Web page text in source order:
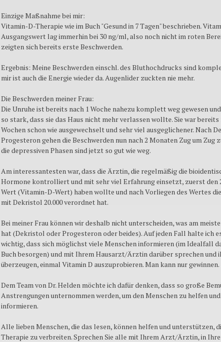
Einzige Maßnahme bei mir:
Vitamin-D-Therapie wie im Buch "Gesund in 7 Tagen" beschrieben.
Ausgangswert lag immerhin bei 30 ng/ml, also noch nicht im roten
zeigten sich bereits erste Beschwerden.
Ergebnis: Meine Beschwerden einschl. des Bluthochdrucks sind
mir ist auch die Energie wieder da. Augenlider zuckten nie mehr.
Die Beschwerden meiner Frau:
Die Unruhe ist bereits nach 1 Woche nahezu komplett weg gewesen
so stark, dass sie das Haus nicht mehr verlassen wollte. Sie war bereits
Wochen schon wie ausgewechselt und sehr viel ausgeglichener. Nach
Progesteron gehen die Beschwerden nun nach 2 Monaten Zug um Zug
die depressiven Phasen sind jetzt so gut wie weg.
Am interessantesten war, dass die Ärztin, die regelmäßig die
Hormone kontrolliert und mit sehr viel Erfahrung einsetzt, zuerst den
Wert (Vitamin-D-Wert) haben wollte und nach Vorliegen des Wertes
mit Dekristol 20.000 verordnet hat.
Bei meiner Frau können wir deshalb nicht unterscheiden, was am
hat (Dekristol oder Progesteron oder beides). Auf jeden Fall halte ich
wichtig, dass sich möglichst viele Menschen informieren (im Idealfall
Buch besorgen) und mit Ihrem Hausarzt/Ärztin darüber sprechen und
überzeugen, einmal Vitamin D auszuprobieren. Man kann nur gewinnen.
Dem Team von Dr. Helden möchte ich dafür denken, dass so große
Anstrengungen unternommen werden, um den Menschen zu helfen
informieren.
Alle lieben Menschen, die das lesen, können helfen und unterstützen,
Therapie zu verbreiten. Sprechen Sie alle mit Ihrem Arzt/Ärztin, in